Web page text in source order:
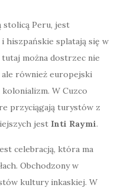
stolicą Peru, jest
hiszpańskie splatają się w
można dostrzec nie
ale również europejski
W Cuzco
przyciągają turystów z
jest Inti Raymi.
celebracją, która ma
Obchodzony w
kultury inkaskiej. W